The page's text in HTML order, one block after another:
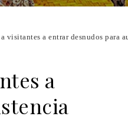
visitantes a entrar desnudos para
a